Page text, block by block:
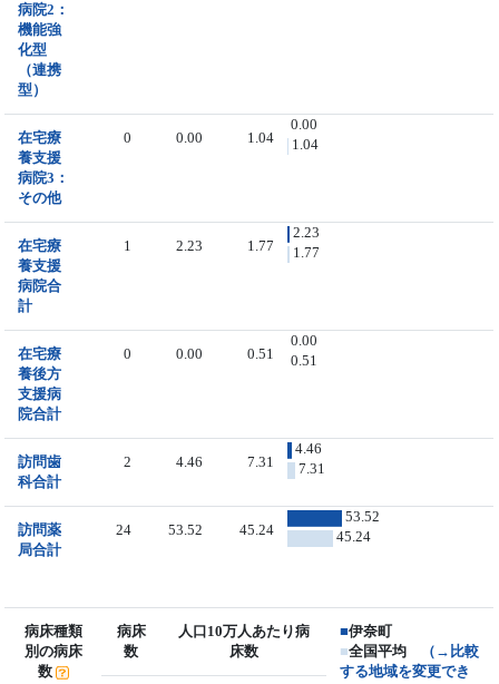
病院2：
機能強
化型
（連携
型）
在宅療
養支援
病院3：
その他
0 0.00 1.04
0.00
1.04
在宅療
養支援
病院合
計
1 2.23 1.77
2.23
1.77
在宅療
養後方
支援病
院合計
0 0.00 0.51
0.00
0.51
訪問歯
科合計
2 4.46 7.31
4.46
7.31
訪問薬
局合計
24 53.52 45.24
53.52
45.24
病床種類
別の病床
数
病床
数
人口10万人あたり病
床数
■伊奈町
■全国平均
（→比較
する地域を変更でき